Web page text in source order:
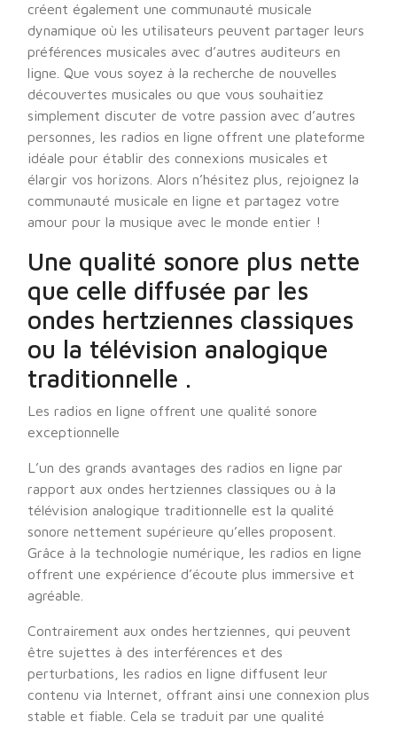
créent également une communauté musicale
dynamique où les utilisateurs peuvent partager leurs
préférences musicales avec d’autres auditeurs en
ligne. Que vous soyez à la recherche de nouvelles
découvertes musicales ou que vous souhaitiez
simplement discuter de votre passion avec d’autres
personnes, les radios en ligne offrent une plateforme
idéale pour établir des connexions musicales et
élargir vos horizons. Alors n’hésitez plus, rejoignez la
communauté musicale en ligne et partagez votre
amour pour la musique avec le monde entier !
Une qualité sonore plus nette
que celle diffusée par les
ondes hertziennes classiques
ou la télévision analogique
traditionnelle .
Les radios en ligne offrent une qualité sonore
exceptionnelle
L’un des grands avantages des radios en ligne par
rapport aux ondes hertziennes classiques ou à la
télévision analogique traditionnelle est la qualité
sonore nettement supérieure qu’elles proposent.
Grâce à la technologie numérique, les radios en ligne
offrent une expérience d’écoute plus immersive et
agréable.
Contrairement aux ondes hertziennes, qui peuvent
être sujettes à des interférences et des
perturbations, les radios en ligne diffusent leur
contenu via Internet, offrant ainsi une connexion plus
stable et fiable. Cela se traduit par une qualité